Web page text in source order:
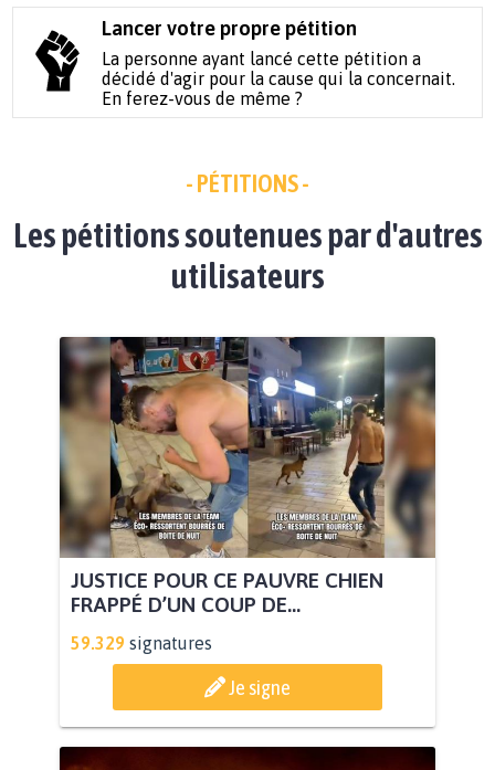
Lancer votre propre pétition
La personne ayant lancé cette pétition a
décidé d'agir pour la cause qui la concernait.
En ferez-vous de même ?
- PÉTITIONS -
Les pétitions soutenues par d'autres
utilisateurs
JUSTICE POUR CE PAUVRE CHIEN
FRAPPÉ D’UN COUP DE...
59.329 signatures
Je signe